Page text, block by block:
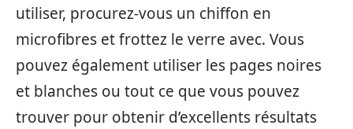
utiliser, procurez-vous un chiffon en
microfibres et frottez le verre avec. Vous
pouvez également utiliser les pages noires
et blanches ou tout ce que vous pouvez
trouver pour obtenir d’excellents résultats